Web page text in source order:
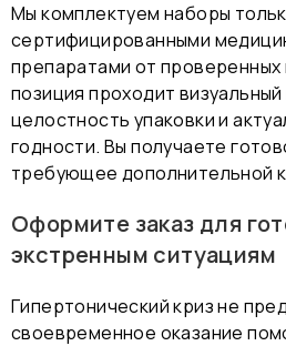
Мы комплектуем наборы
сертифицированными
препаратами от
позиция проходит
целостность упаковки и
годности. Вы получаете
требующее дополнительной
Оформите заказ для
экстренным ситуациям
Гипертонический криз не
своевременное оказание